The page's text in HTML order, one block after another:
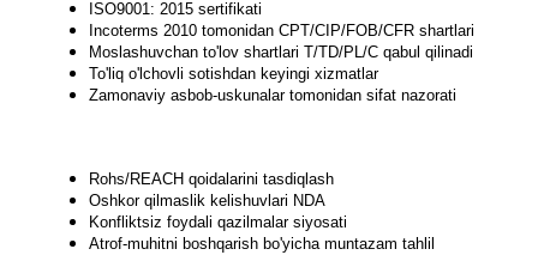
ISO9001: 2015 sertifikati
Incoterms 2010 tomonidan CPT/CIP/FOB/CFR shartlari
Moslashuvchan to'lov shartlari T/TD/PL/C qabul qilinadi
To'liq o'lchovli sotishdan keyingi xizmatlar
Zamonaviy asbob-uskunalar tomonidan sifat nazorati
Rohs/REACH qoidalarini tasdiqlash
Oshkor qilmaslik kelishuvlari NDA
Konfliktsiz foydali qazilmalar siyosati
Atrof-muhitni boshqarish bo'yicha muntazam tahlil